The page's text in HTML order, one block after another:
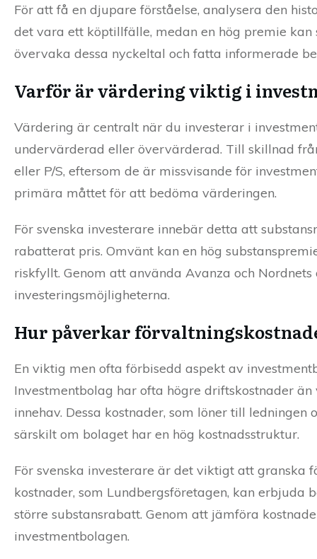
För att få en djupare förståelse, analysera den
det vara ett köptillfälle, medan en hög premie
övervaka dessa nyckeltal och fatta informerade
Varför är värdering viktig i
Värdering är centralt när du investerar i
undervärderad eller övervärderad. Till skillnad
eller P/S, eftersom de är missvisande för
primära måttet för att bedöma värderingen.
För svenska investerare innebär detta att
rabatterat pris. Omvänt kan en hög
riskfyllt. Genom att använda Avanza och
investeringsmöjligheterna.
Hur påverkar
En viktig men ofta förbisedd aspekt av
Investmentbolag har ofta högre driftskostnader
innehav. Dessa kostnader, som löner till
särskilt om bolaget har en hög kostnadsstruktur.
För svenska investerare är det viktigt att granska
kostnader, som Lundbergsföretagen, kan
större substansrabatt. Genom att jämföra
investmentbolagen.